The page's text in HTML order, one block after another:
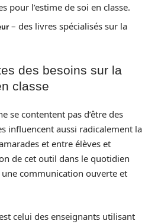
pour l’estime de soi en classe.
– des livres spécialisés sur la
des besoins sur la
classe
se contentent pas d’être des
influencent aussi radicalement la
et entre élèves et
de cet outil dans le quotidien
une communication ouverte et
celui des enseignants utilisant